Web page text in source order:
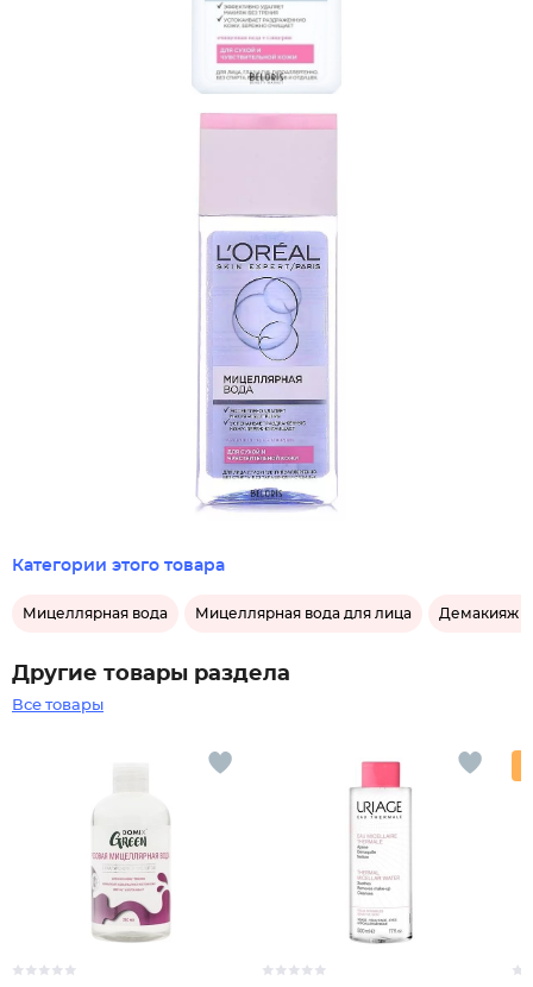
Категории этого товара
Мицеллярная вода Мицеллярная вода для лица Демакияж
Другие товары раздела
Все товары